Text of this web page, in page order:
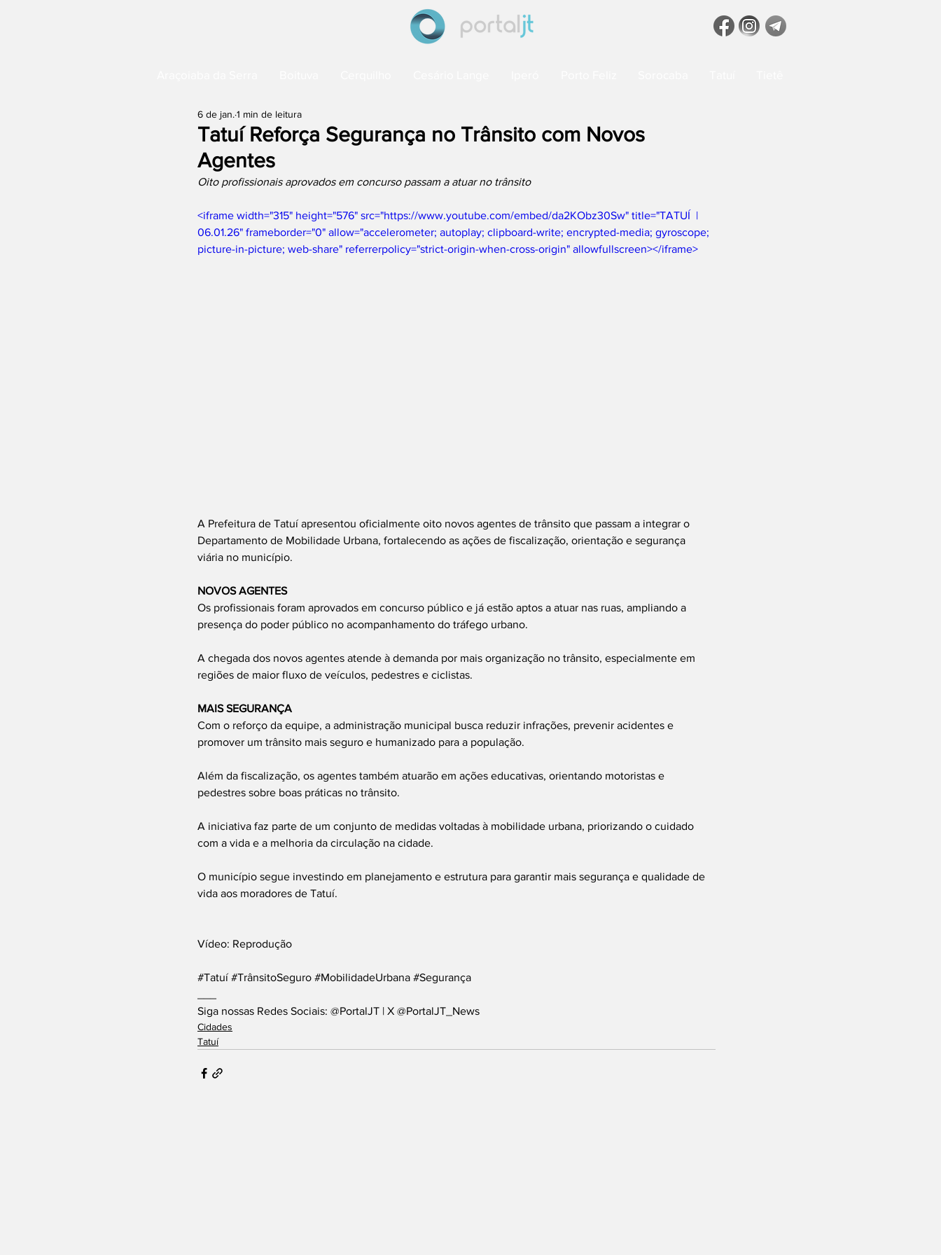
Tatuí Reforça Segurança no Trânsito com Novos
Agentes
6 de jan. 1 min de leitura
Oito profissionais aprovados em concurso passam a atuar no trânsito
<iframe width="315" height="576" src="https://www.youtube.com/embed/da2KObz30Sw" title="TATUÍ  |
06.01.26" frameborder="0" allow="accelerometer; autoplay; clipboard-write; encrypted-media; gyroscope;
picture-in-picture; web-share" referrerpolicy="strict-origin-when-cross-origin" allowfullscreen></iframe>
A Prefeitura de Tatuí apresentou oficialmente oito novos agentes de trânsito que passam a integrar o
Departamento de Mobilidade Urbana, fortalecendo as ações de fiscalização, orientação e segurança
viária no município.
NOVOS AGENTES
Os profissionais foram aprovados em concurso público e já estão aptos a atuar nas ruas, ampliando a
presença do poder público no acompanhamento do tráfego urbano.
A chegada dos novos agentes atende à demanda por mais organização no trânsito, especialmente em
regiões de maior fluxo de veículos, pedestres e ciclistas.
MAIS SEGURANÇA
Com o reforço da equipe, a administração municipal busca reduzir infrações, prevenir acidentes e
promover um trânsito mais seguro e humanizado para a população.
Além da fiscalização, os agentes também atuarão em ações educativas, orientando motoristas e
pedestres sobre boas práticas no trânsito.
A iniciativa faz parte de um conjunto de medidas voltadas à mobilidade urbana, priorizando o cuidado
com a vida e a melhoria da circulação na cidade.
O município segue investindo em planejamento e estrutura para garantir mais segurança e qualidade de
vida aos moradores de Tatuí.
Vídeo: Reprodução
#Tatuí #TrânsitoSeguro #MobilidadeUrbana #Segurança
Siga nossas Redes Sociais: @PortalJT | X @PortalJT_News
Cidades
Tatuí